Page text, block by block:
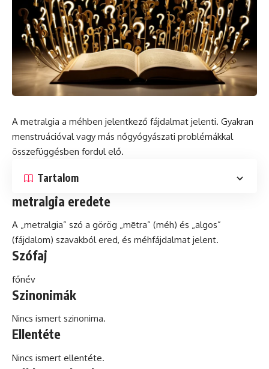
A metralgia a méhben jelentkező fájdalmat jelenti. Gyakran
menstruációval vagy más nőgyógyászati problémákkal
összefüggésben fordul elő.
Tartalom
metralgia eredete
A „metralgia” szó a görög „mētra” (méh) és „algos”
(fájdalom) szavakból ered, és méhfájdalmat jelent.
Szófaj
főnév
Szinonimák
Nincs ismert szinonima.
Ellentéte
Nincs ismert ellentéte.